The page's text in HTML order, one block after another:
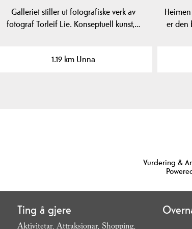
Galleriet stiller ut fotografiske verk av
fotograf Torleif Lie. Konseptuell kunst,…
1.19 km Unna
er den
Vurdering &
Ting å gjere
, , ,